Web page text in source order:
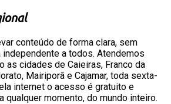
conteúdo de forma clara, sem
independente a todos. Atendemos
as cidades de Caieiras, Franco da
Mairiporã e Cajamar, toda sexta-
internet o acesso é gratuito e
qualquer momento, do mundo inteiro.